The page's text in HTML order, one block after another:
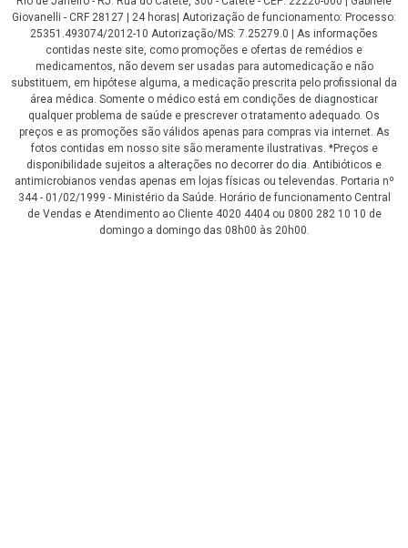
Giovanelli - CRF 28127 | 24 horas| Autorização de funcionamento: Processo:
25351.493074/2012-10 Autorização/MS: 7.25279.0 | As informações
contidas neste site, como promoções e ofertas de remédios e
medicamentos, não devem ser usadas para automedicação e não
substituem, em hipótese alguma, a medicação prescrita pelo profissional da
área médica. Somente o médico está em condições de diagnosticar
qualquer problema de saúde e prescrever o tratamento adequado. Os
preços e as promoções são válidos apenas para compras via internet. As
fotos contidas em nosso site são meramente ilustrativas. *Preços e
disponibilidade sujeitos a alterações no decorrer do dia. Antibióticos e
antimicrobianos vendas apenas em lojas físicas ou televendas. Portaria nº
344 - 01/02/1999 - Ministério da Saúde. Horário de funcionamento Central
de Vendas e Atendimento ao Cliente 4020 4404 ou 0800 282 10 10 de
domingo a domingo das 08h00 às 20h00.